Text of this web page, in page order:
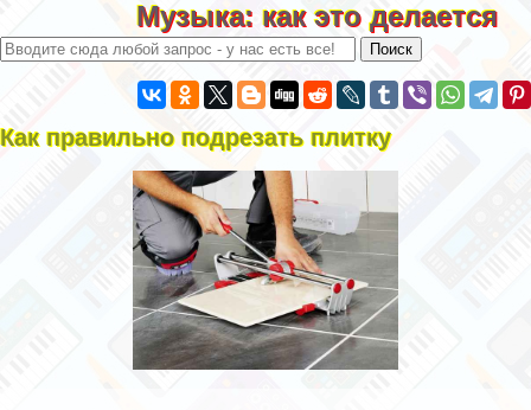
Музыка: как это делается
Как правильно подрезать плитку